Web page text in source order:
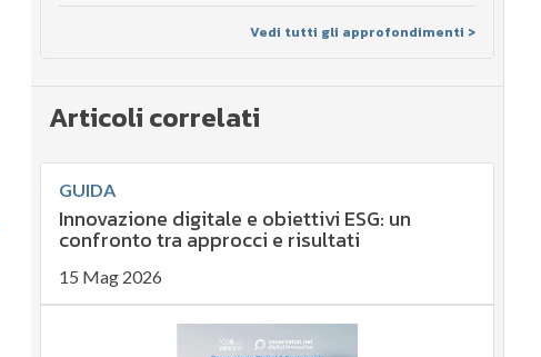
Vedi tutti gli approfondimenti >
Articoli correlati
GUIDA
Innovazione digitale e obiettivi ESG: un
confronto tra approcci e risultati
15 Mag 2026